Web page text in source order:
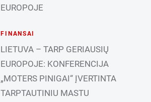
EUROPOJE
FINANSAI
LIETUVA – TARP GERIAUSIŲ
EUROPOJE: KONFERENCIJA
„MOTERS PINIGAI“ ĮVERTINTA
TARPTAUTINIU MASTU